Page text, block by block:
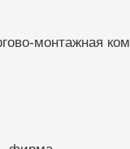
монтажная